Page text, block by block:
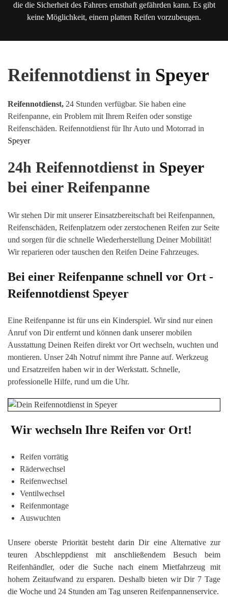
die die Sicherheit des Fahrers ernsthaft gefährden kann. Es gibt
keine Möglichkeit, einem platten Reifen vorzubeugen.
Reifennotdienst in Speyer
Reifennotdienst, 24 Stunden verfügbar. Sie haben eine
Reifenpanne, ein Problem mit Ihrem Reifen oder sonstige
Reifenschäden. Reifennotdienst für Ihr Auto und Motorrad in
Speyer
24h Reifennotdienst in Speyer
bei einer Reifenpanne
Wir stehen Dir mit unserer Einsatzbereitschaft bei Reifenpannen,
Reifenschäden, Reifenplatzern oder zerstochenen Reifen zur Seite
und sorgen für die schnelle Wiederherstellung Deiner Mobilität!
Wir reparieren oder tauschen den Reifen Deine Fahrzeuges.
Bei einer Reifenpanne schnell vor Ort -
Reifennotdienst Speyer
Eine Reifenpanne ist für uns ein Kinderspiel. Wir sind nur einen
Anruf von Dir entfernt und können dank unserer mobilen
Ausstattung Deinen Reifen direkt vor Ort wechseln, wuchten und
montieren. Unser 24h Notruf nimmt ihre Panne auf. Werkzeug
und Ersatzreifen haben wir in der Werkstatt. Schnelle,
professionelle Hilfe, rund um die Uhr.
Wir wechseln Ihre Reifen vor Ort!
Reifen vorrätig
Räderwechsel
Reifenwechsel
Ventilwechsel
Reifenmontage
Auswuchten
Unsere oberste Priorität besteht darin Dir eine Alternative zur
teuren Abschleppdienst mit anschließendem Besuch beim
Reifenhändler, oder die Suche nach einem Mietfahrzeug mit
hohem Zeitaufwand zu ersparen. Deshalb bieten wir Dir 7 Tage
die Woche und 24 Stunden am Tag unseren Reifenpannenservice.